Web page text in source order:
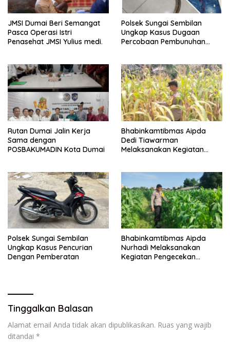
JMSI Dumai Beri Semangat
Pasca Operasi Istri
Penasehat JMSI Yulius medi.
Polsek Sungai Sembilan
Ungkap Kasus Dugaan
Percobaan Pembunuhan
Rutan Dumai Jalin Kerja
Sama dengan
POSBAKUMADIN Kota Dumai
Bhabinkamtibmas Aipda
Dedi Tiawarman
Melaksanakan Kegiatan
Polsek Sungai Sembilan
Ungkap Kasus Pencurian
Dengan Pemberatan
Bhabinkamtibmas Aipda
Nurhadi Melaksanakan
Kegiatan Pengecekan
Tinggalkan Balasan
Alamat email Anda tidak akan dipublikasikan. Ruas yang wajib
ditandai *